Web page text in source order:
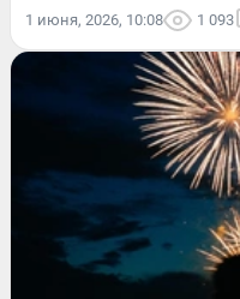
1 июня, 2026, 10:08 1 093